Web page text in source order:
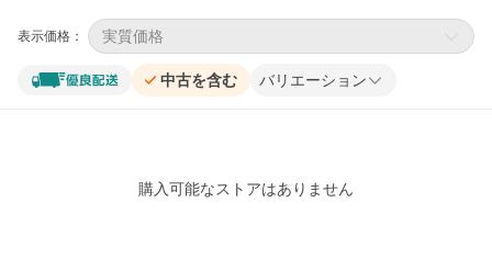
表示価格： 実質価格
中古を含む バリエーション
購入可能なストアはありません